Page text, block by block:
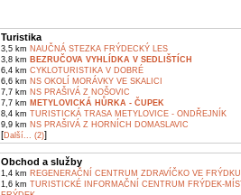
Turistika
3,5 km NAUČNÁ STEZKA FRÝDECKÝ LES
3,8 km BEZRUČOVA VYHLÍDKA V SEDLIŠTÍCH
6,4 km CYKLOTURISTIKA V DOBRÉ
6,6 km NS OKOLÍ MORÁVKY VE SKALICI
7,7 km NS PRAŠIVÁ Z NOŠOVIC
7,7 km METYLOVICKÁ HŮRKA - ČUPEK
8,4 km TURISTICKÁ TRASA METYLOVICE - ONDŘEJNÍK
9,9 km NS PRAŠIVÁ Z HORNÍCH DOMASLAVIC
[Další... (2)]
Obchod a služby
1,4 km REGENERAČNÍ CENTRUM ZDRAVÍČKO VE
1,6 km TURISTICKÉ INFORMAČNÍ CENTRUM FRÝDEK-